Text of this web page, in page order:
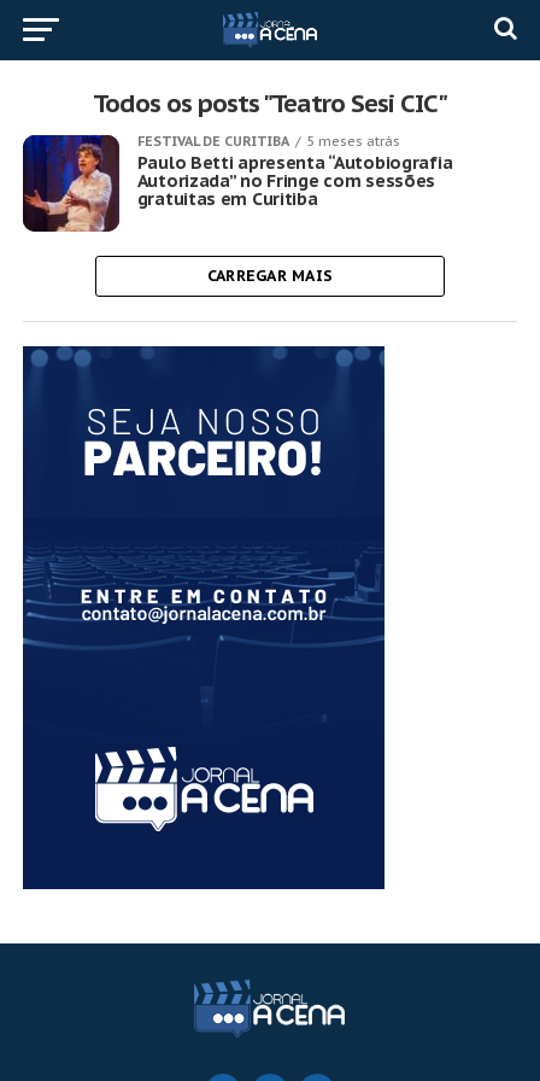
Todos os posts "Teatro Sesi CIC"
FESTIVAL DE CURITIBA 5 meses atrás
Paulo Betti apresenta “Autobiografia
Autorizada” no Fringe com sessões
gratuitas em Curitiba
CARREGAR MAIS